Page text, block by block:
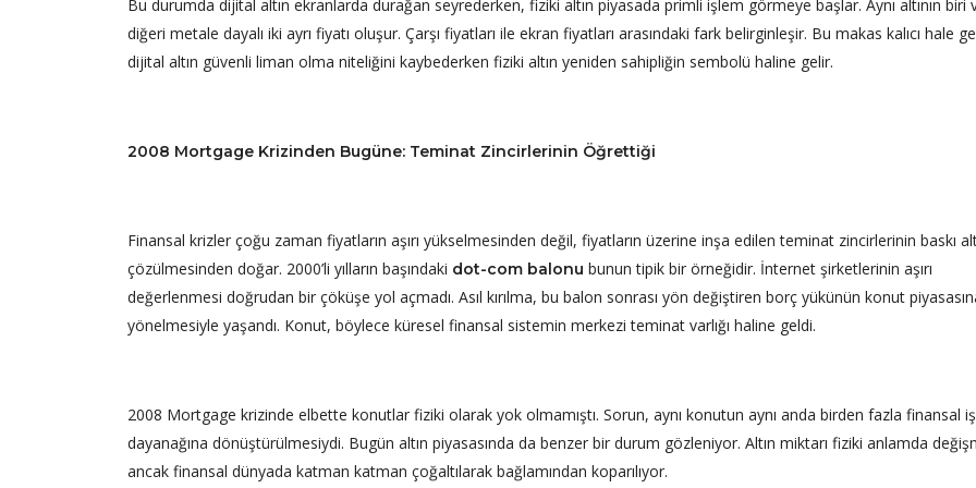
Bu durumda dijital altın ekranlarda durağan seyrederken, fiziki altın piyasada primli işlem görmeye başlar. Aynı altının biri
diğeri metale dayalı iki ayrı fiyatı oluşur. Çarşı fiyatları ile ekran fiyatları arasındaki fark belirginleşir. Bu makas kalıcı hale
dijital altın güvenli liman olma niteliğini kaybederken fiziki altın yeniden sahipliğin sembolü haline gelir.
2008 Mortgage Krizinden Bugüne: Teminat Zincirlerinin Öğrettiği
Finansal krizler çoğu zaman fiyatların aşırı yükselmesinden değil, fiyatların üzerine inşa edilen teminat zincirlerinin baskı
çözülmesinden doğar. 2000’li yılların başındaki dot-com balonu bunun tipik bir örneğidir. İnternet şirketlerinin aşırı
değerlenmesi doğrudan bir çöküşe yol açmadı. Asıl kırılma, bu balon sonrası yön değiştiren borç yükünün konut
yönelmesiyle yaşandı. Konut, böylece küresel finansal sistemin merkezi teminat varlığı haline geldi.
2008 Mortgage krizinde elbette konutlar fiziki olarak yok olmamıştı. Sorun, aynı konutun aynı anda birden fazla finansal
dayanağına dönüştürülmesiydi. Bugün altın piyasasında da benzer bir durum gözleniyor. Altın miktarı fiziki anlamda
ancak finansal dünyada katman katman çoğaltılarak bağlamından koparılıyor.